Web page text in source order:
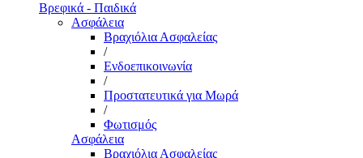
Βρεφικά - Παιδικά
Ασφάλεια
Βραχιόλια Ασφαλείας
/
Ενδοεπικοινωνία
/
Προστατευτικά για Μωρά
/
Φωτισμός
Ασφάλεια
Βραχιόλια Ασφαλείας